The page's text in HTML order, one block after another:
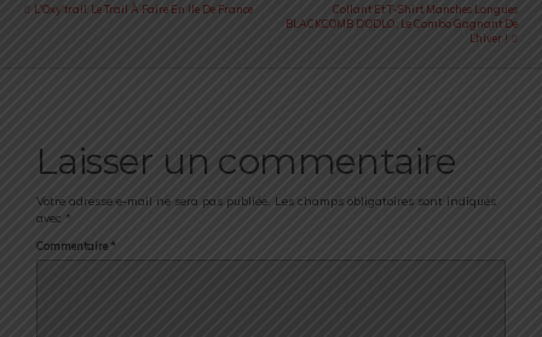
L'Oxy'trail, Le Trail À Faire En Ile De France
Collant Et T-Shirt Manches Longues
BLACKCOMB D’ODLO : Le Combo Gagnant De
L’hiver !
Laisser un commentaire
Votre adresse e-mail ne sera pas publiée. Les champs obligatoires sont indiqués
avec *
Commentaire *